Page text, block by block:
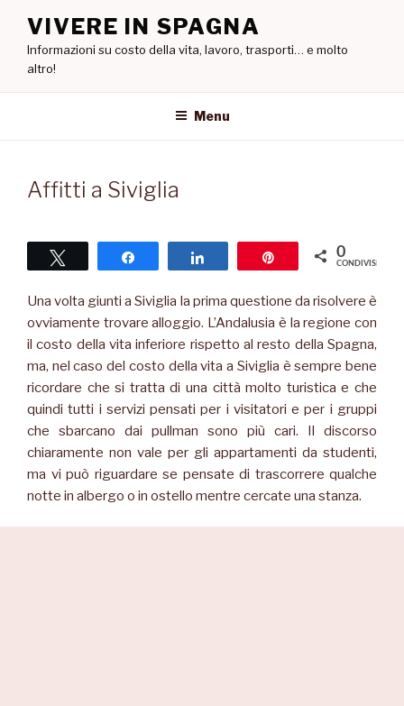
contenuto
VIVERE IN SPAGNA
Informazioni su costo della vita, lavoro, trasporti… e molto
altro!
Menu
Affitti a Siviglia
0
CONDIVISIONI
Una volta giunti a Siviglia la prima questione da risolvere è
ovviamente trovare alloggio. L’Andalusia è la regione con
il costo della vita inferiore rispetto al resto della Spagna,
ma, nel caso del costo della vita a Siviglia è sempre bene
ricordare che si tratta di una città molto turistica e che
quindi tutti i servizi pensati per i visitatori e per i gruppi
che sbarcano dai pullman sono più cari. Il discorso
chiaramente non vale per gli appartamenti da studenti,
ma vi può riguardare se pensate di trascorrere qualche
notte in albergo o in ostello mentre cercate una stanza.